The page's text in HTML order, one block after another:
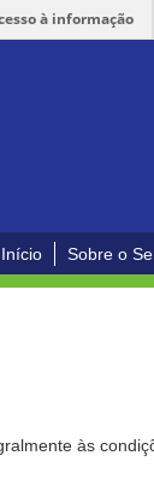
à informação
Início Sobre o
às